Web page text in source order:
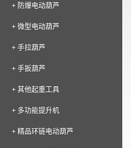
+ 防爆电动葫芦
+ 微型电动葫芦
+ 手拉葫芦
+ 手扳葫芦
+ 其他起重工具
+ 多功能提升机
+ 精品环链电动葫芦